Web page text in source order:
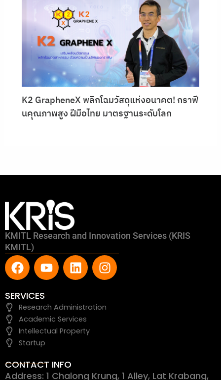
K2 GrapheneX พลิกโฉมวัสดุแห่งอนาคต! กราฟี
นคุณภาพสูง ฝีมือไทย มาตรฐานระดับโลก
KMITL Research and Innovation Services (KRIS
KMITL)
F
a
c
e
b
o
o
k
Y
o
u
t
u
b
e
L
i
n
e
d
i
I
n
s
a
SERVICES
Research Administration
Academic Services
Intellectual Property
Startup
CONTACT INFO
Address: 1 Chalong Krung, 1 Alley, Lat Krabang,